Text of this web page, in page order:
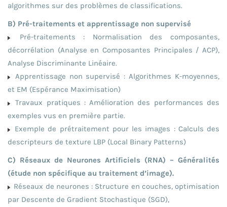
algorithmes sur des problèmes de classifications.
B) Pré-traitements et apprentissage non supervisé
Pré-traitements : Normalisation des composantes,
décorrélation (Analyse en Composantes Principales / ACP),
Analyse Discriminante Linéaire.
Apprentissage non supervisé : Algorithmes K-moyennes,
et EM (Espérance Maximisation)
Travaux pratiques : Amélioration des performances des
exemples vus en première partie.
Exemple de prétraitement pour les images : Calculs des
descripteurs de texture LBP (Local Binary Patterns)
C) Réseaux de Neurones Artificiels (RNA) – Généralités
(étude non spécifique au traitement d’image).
Réseaux de neurones : Structure en couches, optimisation
par Descente de Gradient Stochastique (SGD),